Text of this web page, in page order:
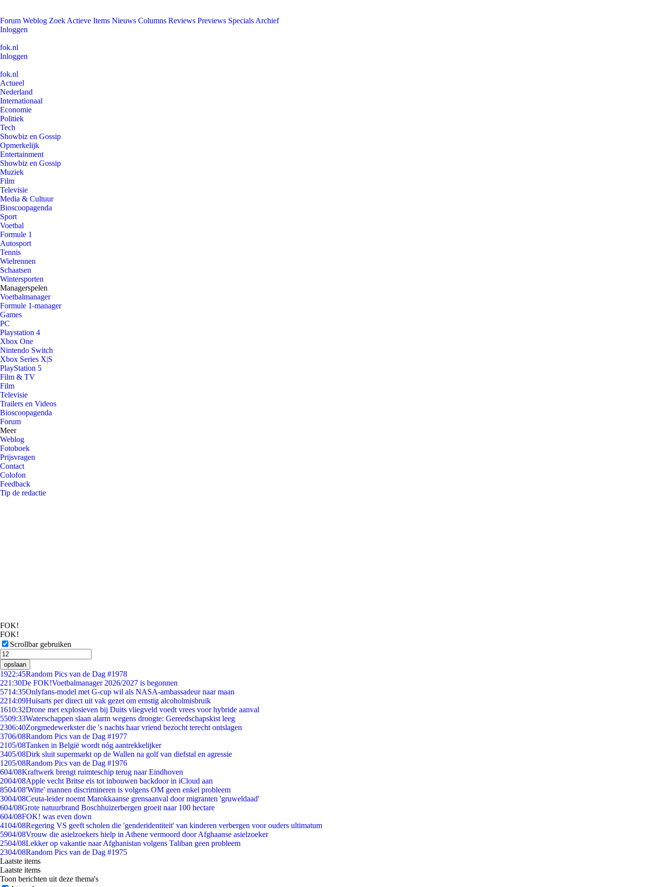
Forum Weblog Zoek Actieve Items Nieuws Columns Reviews Previews Specials Archief
Inloggen
fok.nl
Inloggen
fok.nl
Actueel
Nederland
Internationaal
Economie
Politiek
Tech
Showbiz en Gossip
Opmerkelijk
Entertainment
Showbiz en Gossip
Muziek
Film
Televisie
Media & Cultuur
Bioscoopagenda
Sport
Voetbal
Formule 1
Autosport
Tennis
Wielrennen
Schaatsen
Wintersporten
Managerspelen
Voetbalmanager
Formule 1-manager
Games
PC
Playstation 4
Xbox One
Nintendo Switch
Xbox Series X|S
PlayStation 5
Film & TV
Film
Televisie
Trailers en Videos
Bioscoopagenda
Forum
Meer
Weblog
Fotoboek
Prijsvragen
Contact
Colofon
Feedback
Tip de redactie
FOK!
FOK!
Scrollbar gebruiken
opslaan
1922:45Random Pics van de Dag #1978
221:30De FOK!Voetbalmanager 2026/2027 is begonnen
5714:35Onlyfans-model met G-cup wil als NASA-ambassadeur naar maan
2214:09Huisarts per direct uit vak gezet om ernstig alcoholmisbruik
1610:32Drone met explosieven bij Duits vliegveld voedt vrees voor hybride aanval
5509:33Waterschappen slaan alarm wegens droogte: Gereedschapskist leeg
2306:40Zorgmedewerkster die 's nachts haar vriend bezocht terecht ontslagen
3706/08Random Pics van de Dag #1977
2105/08Tanken in België wordt nóg aantrekkelijker
3405/08Dirk sluit supermarkt op de Wallen na golf van diefstal en agressie
1205/08Random Pics van de Dag #1976
604/08Kraftwerk brengt ruimteschip terug naar Eindhoven
2004/08Apple vecht Britse eis tot inbouwen backdoor in iCloud aan
8504/08'Witte' mannen discrimineren is volgens OM geen enkel probleem
3004/08Ceuta-leider noemt Marokkaanse grensaanval door migranten 'gruweldaad'
604/08Grote natuurbrand Boschhuizerbergen groeit naar 100 hectare
604/08FOK! was even down
4104/08Regering VS geeft scholen die 'genderidentiteit' van kinderen verbergen voor ouders ultimatum
5904/08Vrouw die asielzoekers hielp in Athene vermoord door Afghaanse asielzoeker
2504/08Lekker op vakantie naar Afghanistan volgens Taliban geen probleem
2304/08Random Pics van de Dag #1975
Laatste items
Laatste items
Toon berichten uit deze thema's